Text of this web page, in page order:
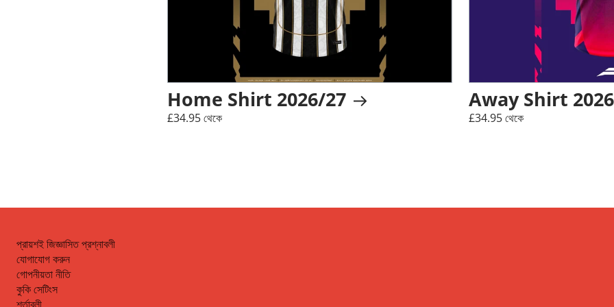
Home Shirt 2026/27
£34.95 থেকে
Away Shirt
£34.95 থেকে
প্রায়শই জিজ্ঞাসিত প্রশ্নাবলী
যোগাযোগ করুন
গোপনীয়তা নীতি
কুকি সেটিংস